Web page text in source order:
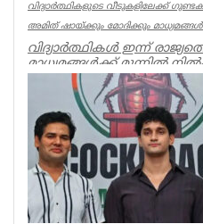
വിദ്യാര്‍ത്ഥികളുടെ വീടുകളിലേക്ക്
അമിത് ഷായ്ക്കും മോദിക്കും
വിദ്യാർത്ഥികൾ ഇന്ന്
മാധ്യമങ്ങൾക്ക് മുന്നിൽ
അമിത് ഷാ ക്കും, മോദിക്കും